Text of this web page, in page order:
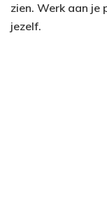
zien. Werk aan
jezelf.